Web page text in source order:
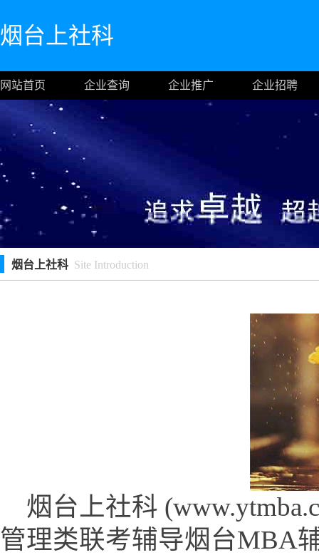
烟台上社科
网站首页 企业查询 企业推广 企业招聘
烟台上社科 Site Introduction
烟台上社科
管理类联考辅导烟台MBA